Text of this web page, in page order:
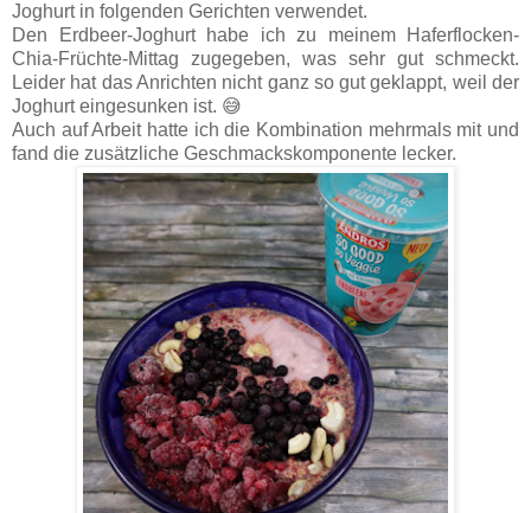
Joghurt in folgenden Gerichten verwendet.
Den Erdbeer-Joghurt habe ich zu meinem Haferflocken-
Chia-Früchte-Mittag zugegeben, was sehr gut schmeckt.
Leider hat das Anrichten nicht ganz so gut geklappt, weil der
Joghurt eingesunken ist. 😅
Auch auf Arbeit hatte ich die Kombination mehrmals mit und
fand die zusätzliche Geschmackskomponente lecker.